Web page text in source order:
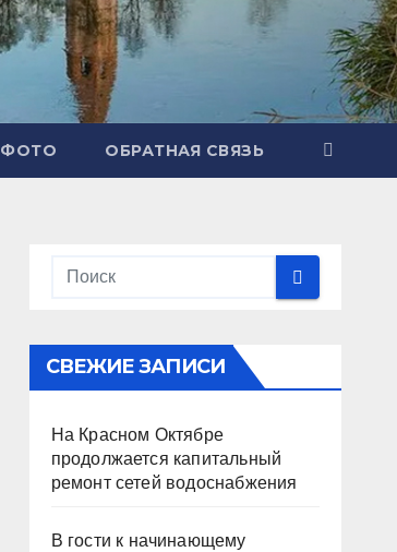
ФОТО ОБРАТНАЯ СВЯЗЬ
СВЕЖИЕ ЗАПИСИ
На Красном Октябре
продолжается капитальный
ремонт сетей водоснабжения
В гости к начинающему